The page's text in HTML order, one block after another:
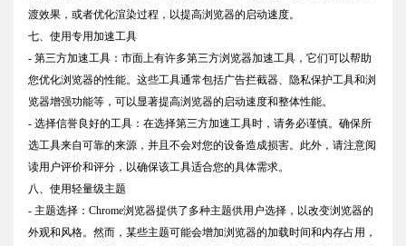
渡效果，或者优化渲染过程，以提高浏览器的启动速度。
七、使用专用加速工具
- 第三方加速工具：市面上有许多第三方浏览器加速工具，它们可以帮助
您优化浏览器的性能。这些工具通常包括广告拦截器、隐私保护工具和浏
览器增强功能等，可以显著提高浏览器的启动速度和整体性能。
- 选择信誉良好的工具：在选择第三方加速工具时，请务必谨慎。确保所
选工具来自可靠的来源，并且不会对您的设备造成损害。此外，请注意阅
读用户评价和评分，以确保该工具适合您的具体需求。
八、使用轻量级主题
- 主题选择：Chrome浏览器提供了多种主题供用户选择，以改变浏览器的
外观和风格。然而，某些主题可能会增加浏览器的加载时间和内存占用，